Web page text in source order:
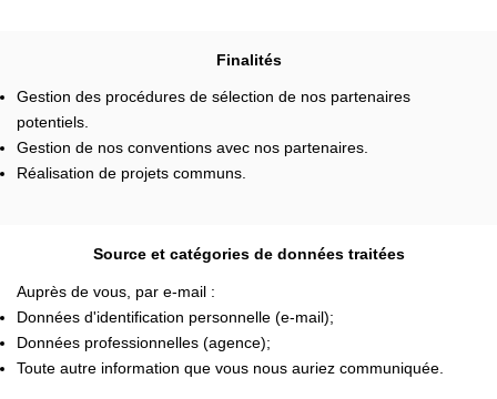
Finalités
Gestion des procédures de sélection de nos partenaires
potentiels.
Gestion de nos conventions avec nos partenaires.
Réalisation de projets communs.
Source et catégories de données traitées
Auprès de vous, par e-mail :
Données d'identification personnelle (e-mail);
Données professionnelles (agence);
Toute autre information que vous nous auriez communiquée.